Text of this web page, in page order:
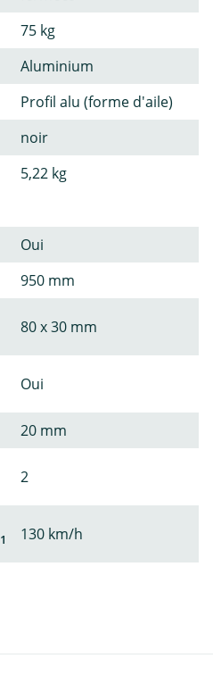
75 kg
Aluminium
Profil alu (forme d'aile)
noir
5,22 kg
Oui
950 mm
80 x 30 mm
Oui
20 mm
2
1 130 km/h